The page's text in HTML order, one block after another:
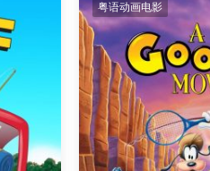
粤语动画电影